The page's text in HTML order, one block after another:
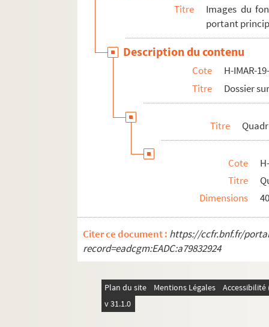
H-IMAR-22-28-106. Les saints martyrs
H-IMAR-22-29-107. Sainte Ulphe et
H-IMAR-22-30-108. Les premiers
H-IMAR-22-31-109. Les seize mille
H-IMAR-22-32-110. Les quarante
H-IMAR-22-33-111. Les martyrs en Perse
H-IMAR-22-34-112. La tête de saint
H-IMAR-22-35-113. Les saints moines
H-IMAR-22-36-114. La légion fulminante
H-IMAR-22-37-115. Martyre de
H-IMAR-22-38-116. Saint Quatuor
H-IMAR-22-39-118. Les dix-neuf
H-IMAR-22-40-119. Les dix soldats
H-IMAR-22-41-120. Saint Donalove,
H-IMAR-22-42-121. Saint Donalove,
Titre
Images du
portant
Description du contenu
Cote
H-IMAR-
Titre
Dossier
Titre
Cote
Titre
Dimensions
Citer ce document : https://ccfr.bnf.fr/
record=eadcgm:EADC:a79832924
Plan du site Mentions Légales
v 31.1.0